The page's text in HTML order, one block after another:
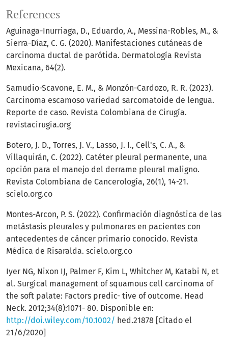
References
Aguinaga-Inurriaga, D., Eduardo, A., Messina-Robles, M., &
Sierra-Díaz, C. G. (2020). Manifestaciones cutáneas de
carcinoma ductal de parótida. Dermatología Revista
Mexicana, 64(2).
Samudio-Scavone, E. M., & Monzón-Cardozo, R. R. (2023).
Carcinoma escamoso variedad sarcomatoide de lengua.
Reporte de caso. Revista Colombiana de Cirugía.
revistacirugia.org
Botero, J. D., Torres, J. V., Lasso, J. I., Cell's, C. A., &
Villaquirán, C. (2022). Catéter pleural permanente, una
opción para el manejo del derrame pleural maligno.
Revista Colombiana de Cancerología, 26(1), 14-21.
scielo.org.co
Montes-Arcon, P. S. (2022). Confirmación diagnóstica de las
metástasis pleurales y pulmonares en pacientes con
antecedentes de cáncer primario conocido. Revista
Médica de Risaralda. scielo.org.co
Iyer NG, Nixon IJ, Palmer F, Kim L, Whitcher M, Katabi N, et
al. Surgical management of squamous cell carcinoma of
the soft palate: Factors predic- tive of outcome. Head
Neck. 2012;34(8):1071- 80. Disponible en:
http://doi.wiley.com/10.1002/ hed.21878 [Citado el
21/6/2020]